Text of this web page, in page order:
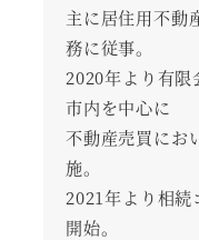
主に居住用不動
務に従事。
2020年より有
市内を中心に
不動産売買にお
施。
2021年より相続
開始。